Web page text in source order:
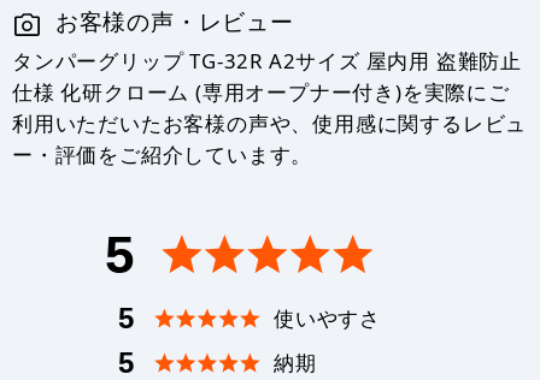
お客様の声・レビュー
タンパーグリップ TG-32R A2サイズ 屋内用 盗難防止
仕様 化研クローム (専用オープナー付き)を実際にご
利用いただいたお客様の声や、使用感に関するレビュ
ー・評価をご紹介しています。
5
5 使いやすさ
5 納期